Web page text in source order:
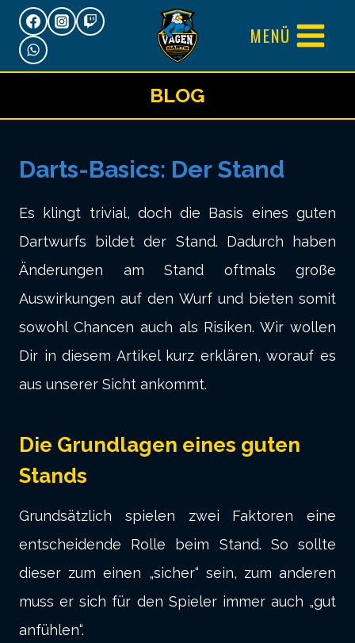
Zum
Inhalt
springen
MENÜ
BLOG
Darts-Basics: Der Stand
Es klingt trivial, doch die Basis eines guten
Dartwurfs bildet der Stand. Dadurch haben
Änderungen am Stand oftmals große
Auswirkungen auf den Wurf und bieten somit
sowohl Chancen auch als Risiken. Wir wollen
Dir in diesem Artikel kurz erklären, worauf es
aus unserer Sicht ankommt.
Die Grundlagen eines guten
Stands
Grundsätzlich spielen zwei Faktoren eine
entscheidende Rolle beim Stand. So sollte
dieser zum einen „sicher“ sein, zum anderen
muss er sich für den Spieler immer auch „gut
anfühlen“.